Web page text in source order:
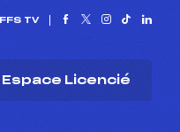
FFS TV
Espace Licencié